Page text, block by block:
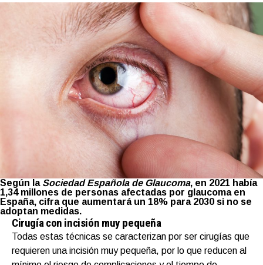
Según la Sociedad Española de Glaucoma, en 2021 había
1,34 millones de personas afectadas por glaucoma en
España, cifra que aumentará un 18% para 2030 si no se
adoptan medidas.
Cirugía con incisión muy pequeña
Todas estas técnicas se caracterizan por ser cirugías que
requieren una incisión muy pequeña, por lo que reducen al